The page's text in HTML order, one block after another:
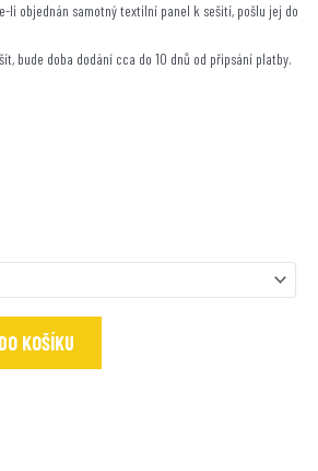
li objednán samotný textilní panel k sešití, pošlu jej do
bude doba dodání cca do 10 dnů od připsání platby.
KOŠÍKU